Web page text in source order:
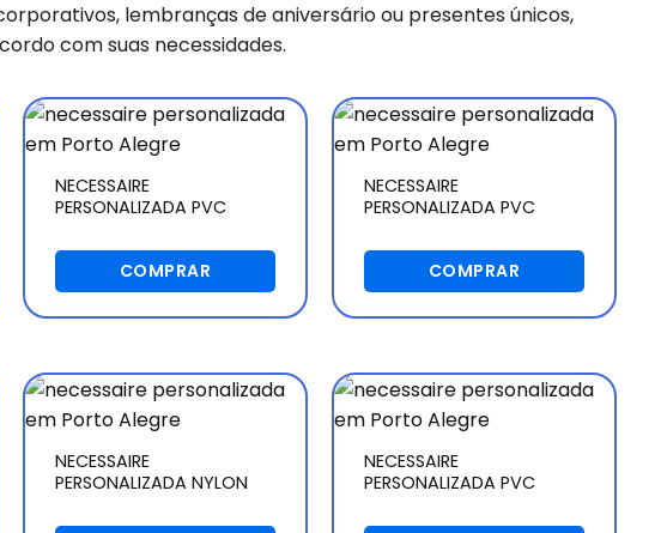
lembranças de aniversário ou presentes únicos,
com suas necessidades.
NECESSAIRE
PERSONALIZADA PVC
COMPRAR
NECESSAIRE
PERSONALIZADA PVC
COMPRAR
NECESSAIRE
PERSONALIZADA NYLON
NECESSAIRE
PERSONALIZADA PVC